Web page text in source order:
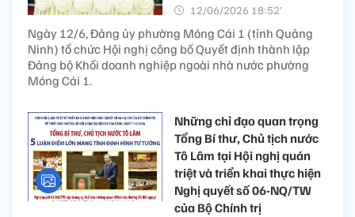
12/06/2026 18:52’
Ngày 12/6, Đảng ủy phường Móng Cái 1 (tỉnh Quảng
Ninh) tổ chức Hội nghị công bố Quyết định thành lập
Đảng bộ Khối doanh nghiệp ngoài nhà nước phường
Móng Cái 1.
Những chỉ đạo quan trọng
Tổng Bí thư, Chủ tịch nước
Tô Lâm tại Hội nghị quán
triệt và triển khai thực hiện
Nghị quyết số 06-NQ/TW
của Bộ Chính trị